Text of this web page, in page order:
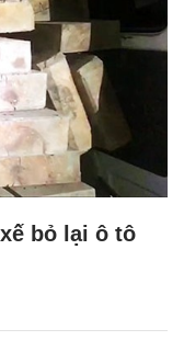
bỏ lại ô tô